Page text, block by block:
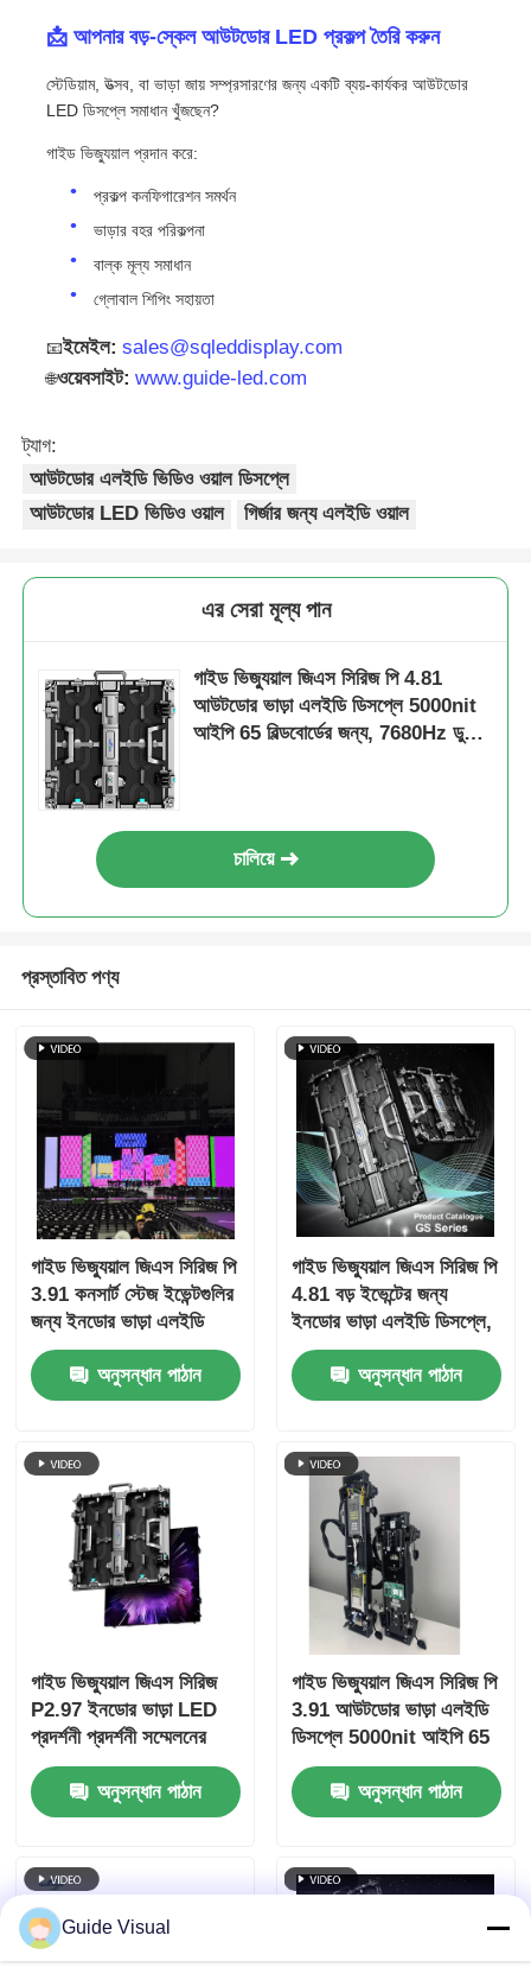
📩 আপনার বড়-স্কেল আউটডোর LED প্রকল্প তৈরি করুন
স্টেডিয়াম, উত্সব, বা ভাড়া জায় সম্প্রসারণের জন্য একটি ব্যয়-কার্যকর আউটডোর
LED ডিসপ্লে সমাধান খুঁজছেন?
গাইড ভিজ্যুয়াল প্রদান করে:
প্রকল্প কনফিগারেশন সমর্থন
ভাড়ার বহর পরিকল্পনা
বাল্ক মূল্য সমাধান
গ্লোবাল শিপিং সহায়তা
📧ইমেইল: sales@sqleddisplay.com
🌐ওয়েবসাইট: www.guide-led.com
ট্যাগ:
আউটডোর এলইডি ভিডিও ওয়াল ডিসপ্লে
আউটডোর LED ভিডিও ওয়াল
গির্জার জন্য এলইডি ওয়াল
এর সেরা মূল্য পান
গাইড ভিজ্যুয়াল জিএস সিরিজ পি 4.81
আউটডোর ভাড়া এলইডি ডিসপ্লে 5000nit
আইপি 65 বিল্ডবোর্ডের জন্য, 7680Hz ডুয়াল
চালিয়ে
প্রস্তাবিত পণ্য
গাইড ভিজ্যুয়াল জিএস সিরিজ পি
3.91 কনসার্ট স্টেজ ইভেন্টগুলির
জন্য ইনডোর ভাড়া এলইডি
ডিসপ্লে, 7680Hz ডুয়াল
ব্যাকআপ ফাস্ট লক
অনুসন্ধান পাঠান
গাইড ভিজ্যুয়াল জিএস সিরিজ পি
4.81 বড় ইভেন্টের জন্য
ইনডোর ভাড়া এলইডি ডিসপ্লে,
ব্যয় কার্যকর 7680Hz সিই
অনুসন্ধান পাঠান
গাইড ভিজ্যুয়াল জিএস সিরিজ
P2.97 ইনডোর ভাড়া LED
প্রদর্শনী প্রদর্শনী সম্মেলনের
জন্য, 7680Hz কোন কালো
পর্দা সিই
অনুসন্ধান পাঠান
গাইড ভিজ্যুয়াল জিএস সিরিজ পি
3.91 আউটডোর ভাড়া এলইডি
ডিসপ্লে 5000nit আইপি 65
মিউজিক ফেস্টিভ্যালের জন্য,
7680Hz ডাবল ব্যাকআপ
অনুসন্ধান পাঠান
Guide Visual